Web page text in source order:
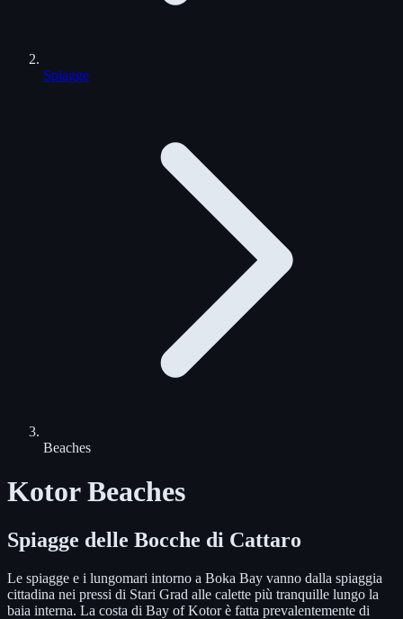
Spiagge
Beaches
Kotor Beaches
Spiagge delle Bocche di Cattaro
Le spiagge e i lungomari intorno a Boka Bay vanno dalla spiaggia
cittadina nei pressi di Stari Grad alle calette più tranquille lungo la
baia interna. La costa di Bay of Kotor è fatta prevalentemente di